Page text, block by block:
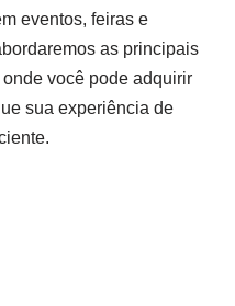
eventos, feiras e
as principais
você pode adquirir
sua experiência de